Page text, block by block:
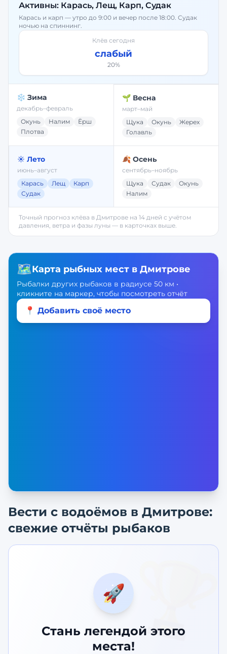
Активны: Карась, Лещ, Карп, Судак
Карась и карп — утро до 9:00 и вечер после 18:00. Судак
ночью на спиннинг.
Клёв сегодня
слабый
20%
❄️ Зима
декабрь–февраль
Окунь
Налим
Ёрш
Плотва
🌱 Весна
март–май
Щука
Окунь
Жерех
Голавль
☀️ Лето
июнь–август
Карась
Лещ
Карп
Судак
🍂 Осень
сентябрь–ноябрь
Щука
Судак
Окунь
Налим
Точный прогноз клёва в Дмитрове на 14 дней с учётом
давления, ветра и фазы луны — в карточках выше.
🗺️Карта рыбных мест в Дмитрове
Рыбалки других рыбаков в радиусе 50 км •
кликните на маркер, чтобы посмотреть отчёт
📍 Добавить своё место
Вести с водоёмов в Дмитрове:
свежие отчёты рыбаков
🏆
🚀
Стань легендой этого
места!